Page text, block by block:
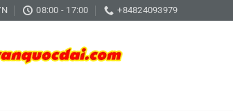
08:00 - 17:00 +84824093979